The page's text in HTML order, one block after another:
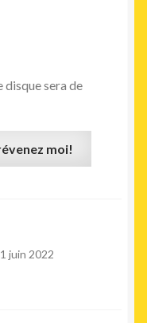
disque sera de
moi!
juin 2022